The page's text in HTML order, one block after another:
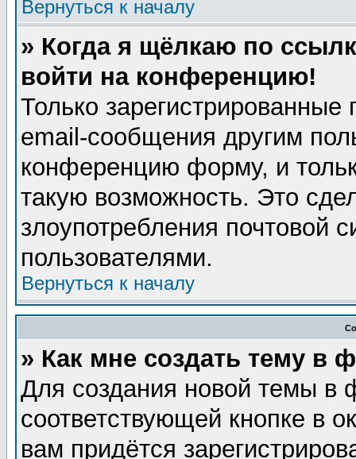
Вернуться к началу
» Когда я щёлкаю по
войти на конференцию!
Только зарегистрированные
email-сообщения другим
конференцию форму, и
такую возможность. Это
злоупотребления почтовой
пользователями.
Вернуться к началу
» Как мне создать тему в
Для создания новой темы в
соответствующей кнопке в
вам придётся